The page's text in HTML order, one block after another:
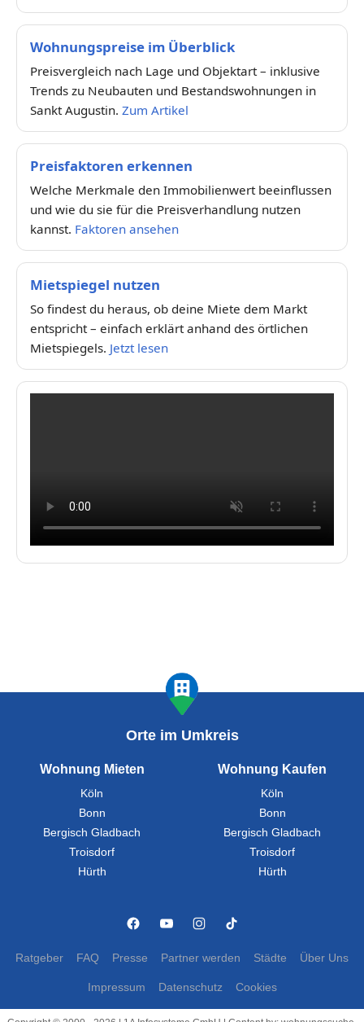
Wohnungspreise im Überblick
Preisvergleich nach Lage und Objektart – inklusive
Trends zu Neubauten und Bestandswohnungen in
Sankt Augustin. Zum Artikel
Preisfaktoren erkennen
Welche Merkmale den Immobilienwert beeinflussen
und wie du sie für die Preisverhandlung nutzen
kannst. Faktoren ansehen
Mietspiegel nutzen
So findest du heraus, ob deine Miete dem Markt
entspricht – einfach erklärt anhand des örtlichen
Mietspiegels. Jetzt lesen
Orte im Umkreis
Wohnung Mieten
Köln
Bonn
Bergisch Gladbach
Troisdorf
Hürth
Wohnung Kaufen
Köln
Bonn
Bergisch Gladbach
Troisdorf
Hürth
Ratgeber FAQ Presse Partner werden Städte Über Uns
Impressum Datenschutz Cookies